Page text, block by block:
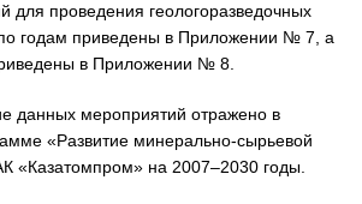
для проведения геологоразведочных
по годам приведены в Приложении № 7, а
в Приложении № 8.
данных мероприятий отражено в
«Развитие минерально-сырьевой
«Казатомпром» на 2007–2030 годы.